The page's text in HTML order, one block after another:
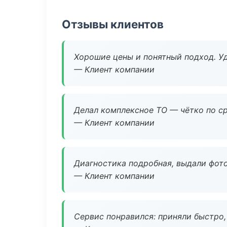
Отзывы клиентов
Хорошие цены и понятный подход.
— Клиент компании
Делал комплексное ТО — чётко по
— Клиент компании
Диагностика подробная, выдали
— Клиент компании
Сервис понравился: приняли